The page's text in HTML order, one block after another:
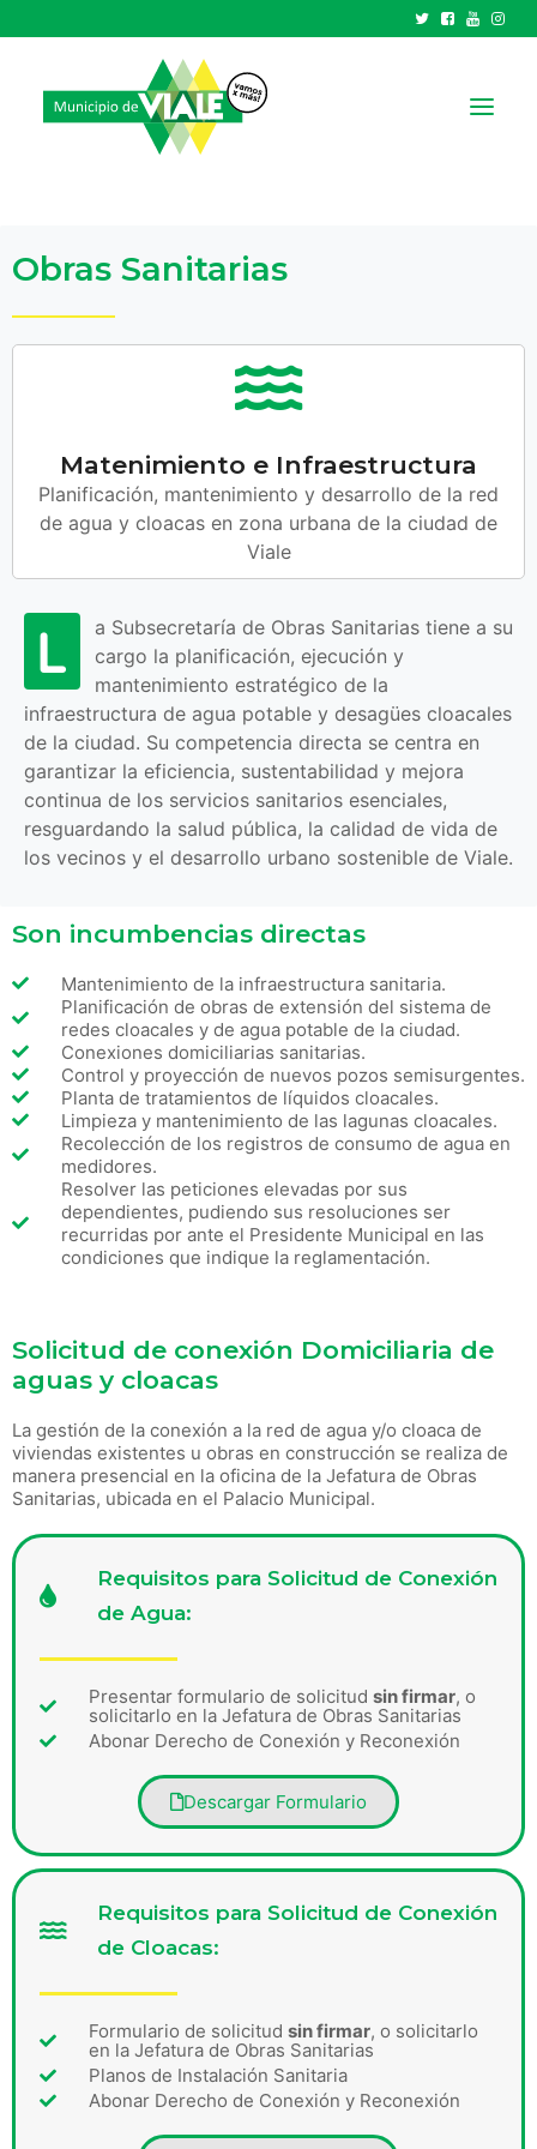
GOBIERNO
TRÁMITES Y SERVICIOS
RECAUDACIONES
Obras Sanitarias
Matenimiento e Infraestructura
Planificación, mantenimiento y desarrollo de la red
de agua y cloacas en zona urbana de la ciudad de
Viale
L
a Subsecretaría de Obras Sanitarias tiene a su
cargo la planificación, ejecución y
mantenimiento estratégico de la
infraestructura de agua potable y desagües cloacales
de la ciudad. Su competencia directa se centra en
garantizar la eficiencia, sustentabilidad y mejora
continua de los servicios sanitarios esenciales,
resguardando la salud pública, la calidad de vida de
los vecinos y el desarrollo urbano sostenible de Viale.
Son incumbencias directas
Mantenimiento de la infraestructura sanitaria.
Planificación de obras de extensión del sistema de
redes cloacales y de agua potable de la ciudad.
Conexiones domiciliarias sanitarias.
Control y proyección de nuevos pozos semisurgentes.
Planta de tratamientos de líquidos cloacales.
Limpieza y mantenimiento de las lagunas cloacales.
Recolección de los registros de consumo de agua en
medidores.
Resolver las peticiones elevadas por sus
dependientes, pudiendo sus resoluciones ser
recurridas por ante el Presidente Municipal en las
condiciones que indique la reglamentación.
Solicitud de conexión Domiciliaria de
aguas y cloacas
La gestión de la conexión a la red de agua y/o cloaca de
viviendas existentes u obras en construcción se realiza de
manera presencial en la oficina de la Jefatura de Obras
Sanitarias, ubicada en el Palacio Municipal.
Requisitos para Solicitud de Conexión
de Agua:
Presentar formulario de solicitud sin firmar, o
solicitarlo en la Jefatura de Obras Sanitarias
Abonar Derecho de Conexión y Reconexión
Descargar Formulario
Requisitos para Solicitud de Conexión
de Cloacas:
Formulario de solicitud sin firmar, o solicitarlo
en la Jefatura de Obras Sanitarias
Planos de Instalación Sanitaria
Abonar Derecho de Conexión y Reconexión